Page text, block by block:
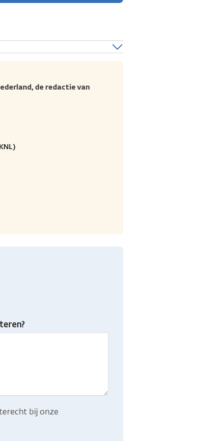
de redactie van
bij onze